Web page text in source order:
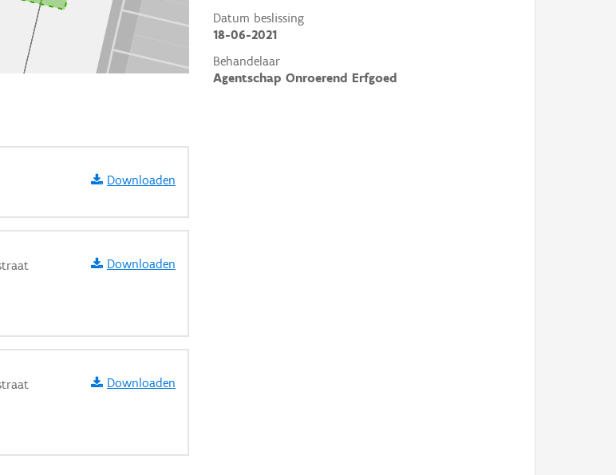
Datum beslissing
18-06-2021
Behandelaar
Agentschap Onroerend Erfgoed
Downloaden
Downloaden
Downloaden